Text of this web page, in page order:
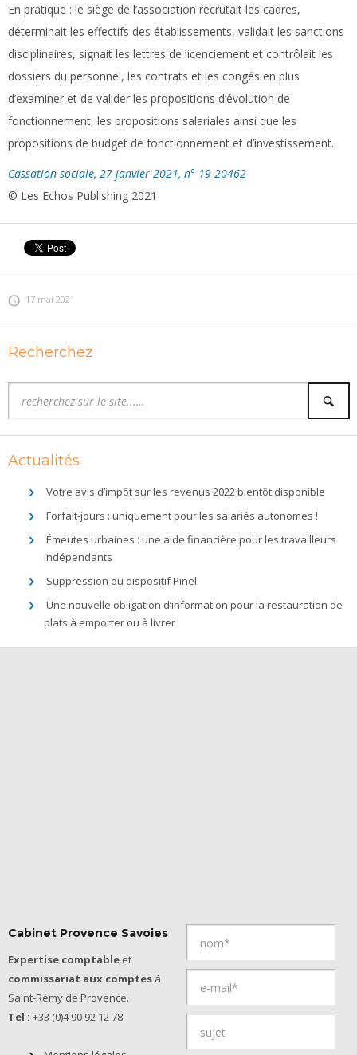
En pratique : le siège de l’association recrutait les cadres,
déterminait les effectifs des établissements, validait les sanctions
disciplinaires, signait les lettres de licenciement et contrôlait les
dossiers du personnel, les contrats et les congés en plus
d’examiner et de valider les propositions d’évolution de
fonctionnement, les propositions salariales ainsi que les
propositions de budget de fonctionnement et d’investissement.
Cassation sociale, 27 janvier 2021, n° 19-20462
© Les Echos Publishing 2021
17 mai 2021
Recherchez
Actualités
Votre avis d’impôt sur les revenus 2022 bientôt disponible
Forfait-jours : uniquement pour les salariés autonomes !
Émeutes urbaines : une aide financière pour les travailleurs
indépendants
Suppression du dispositif Pinel
Une nouvelle obligation d’information pour la restauration de
plats à emporter ou à livrer
Cabinet Provence Savoies
Expertise comptable et
commissariat aux comptes à
Saint-Rémy de Provence.
Tel : +33 (0)4 90 92 12 78